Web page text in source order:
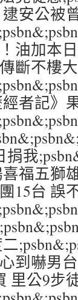
安公被
油加本
斷不樓
經者記》
捐我
福五獅
15台 誤
心到嚇男
里公9步